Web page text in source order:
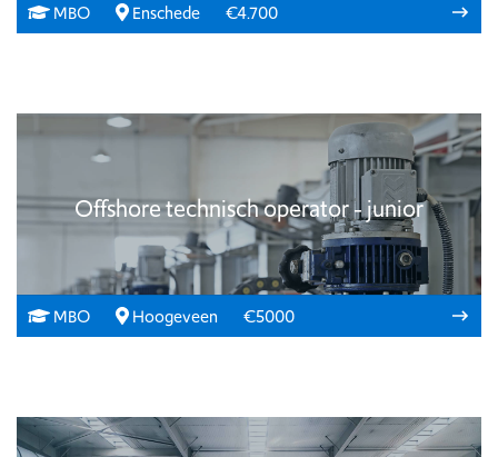
MBO Enschede €4.700
Offshore technisch operator - junior
MBO Hoogeveen €5000